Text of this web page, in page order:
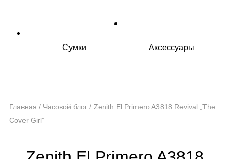
Сумки Аксессуары
Главная / Часовой блог / Zenith El Primero A3818 Revival „The
Cover Girl”